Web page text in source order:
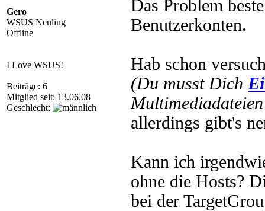
Gero
WSUS Neuling
Offline
I Love WSUS!
Beiträge: 6
Mitglied seit: 13.06.08
Geschlecht:
Das Problem
Benutzerkonten.
Hab schon
(Du musst Dich
allerdings gibt's
Kann ich
ohne die Hosts?
bei der